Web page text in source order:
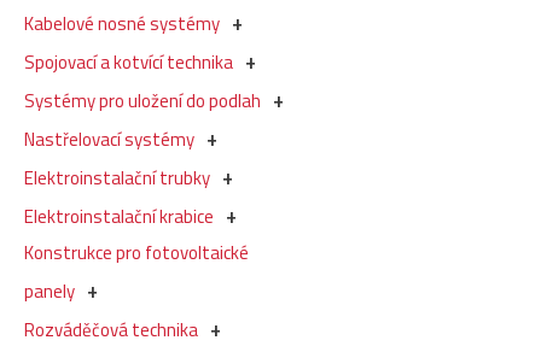
Kabelové nosné systémy
Spojovací a kotvící technika
Systémy pro uložení do podlah
Nastřelovací systémy
Elektroinstalační trubky
Elektroinstalační krabice
Konstrukce pro fotovoltaické
panely
Rozváděčová technika